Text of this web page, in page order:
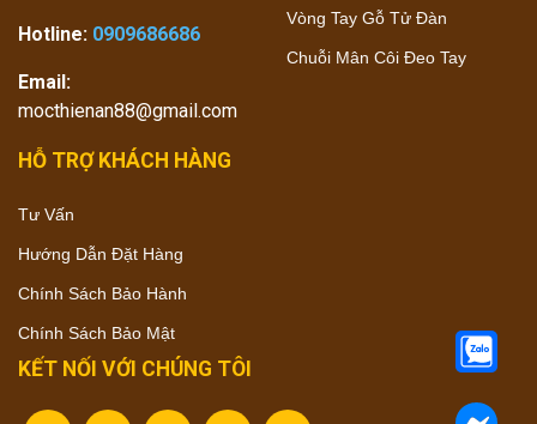
Hotline: 0909686686
Email:
mocthienan88@gmail.com
Vòng Tay Gỗ Tử Đàn
Chuỗi Mân Côi Đeo Tay
HỖ TRỢ KHÁCH HÀNG
Tư Vấn
Hướng Dẫn Đặt Hàng
Chính Sách Bảo Hành
Chính Sách Bảo Mật
KẾT NỐI VỚI CHÚNG TÔI